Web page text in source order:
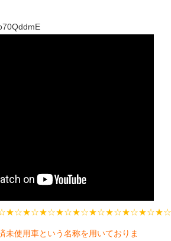
使用車という名称を用いておりま